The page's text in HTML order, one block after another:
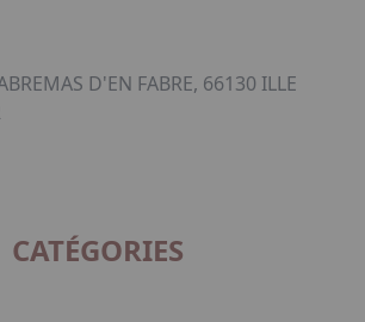
D'EN FABRE, 66130 ILLE
CATÉGORIES